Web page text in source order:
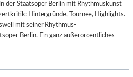
der Staatsoper Berlin mit Rhythmuskunst
Hintergründe, Tournee, Highlights.
mit seiner Rhythmus-
Berlin. Ein ganz außerordentliches